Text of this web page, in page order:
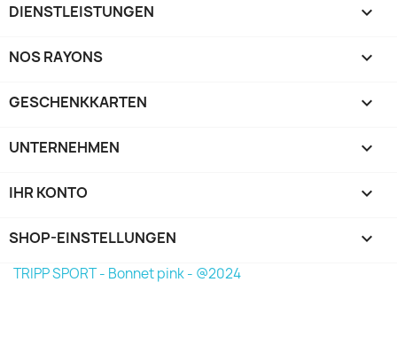
DIENSTLEISTUNGEN 
NOS RAYONS 
GESCHENKKARTEN 
UNTERNEHMEN 
IHR KONTO 
SHOP-EINSTELLUNGEN keyboard_arrow_down
TRIPP SPORT - Bonnet pink - @2024